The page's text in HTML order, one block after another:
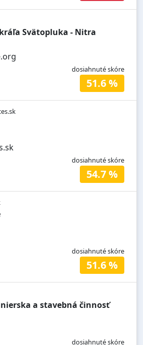
Svätopluka - Nitra
dosiahnuté skóre
51.6 %
dosiahnuté skóre
54.7 %
dosiahnuté skóre
51.6 %
a stavebná činnosť
dosiahnuté skóre